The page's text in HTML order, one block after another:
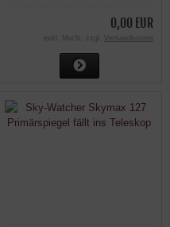
0,00 EUR
exkl. MwSt. zzgl. Versandkosten